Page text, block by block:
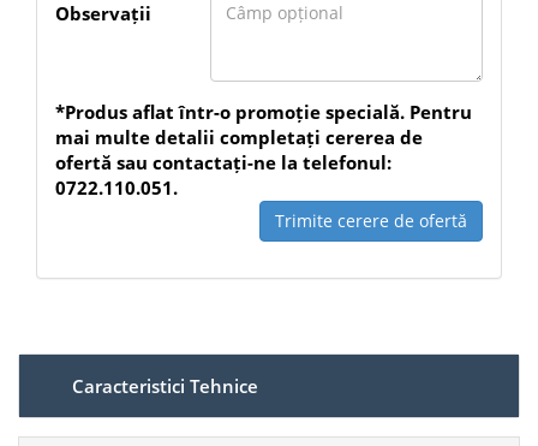
Observații
*Produs aflat într-o promoție specială. Pentru
mai multe detalii completați cererea de
ofertă sau contactați-ne la telefonul:
0722.110.051.
Trimite cerere de ofertă
Caracteristici Tehnice